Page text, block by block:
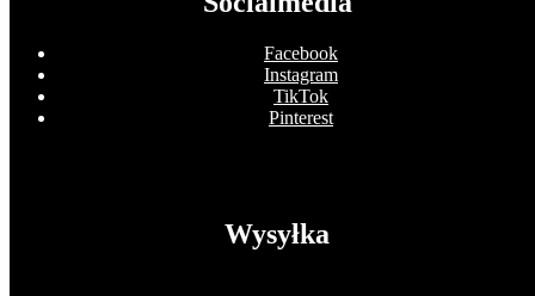
Facebook
Instagram
TikTok
Pinterest
Wysyłka